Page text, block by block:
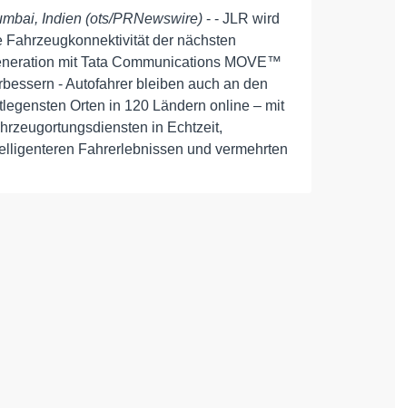
Indien (ots/PRNewswire) - - JLR wird
Fahrzeugkonnektivität der nächsten
mit Tata Communications MOVE™
- Autofahrer bleiben auch an den
Orten in 120 Ländern online – mit
in Echtzeit,
Fahrerlebnissen und vermehrten